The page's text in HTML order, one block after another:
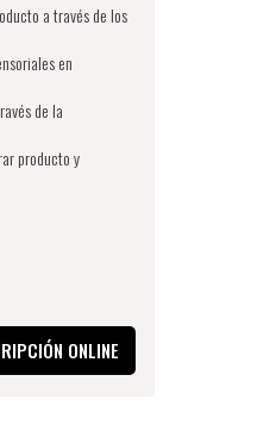
a través de los
en
de la
producto y
ONLINE